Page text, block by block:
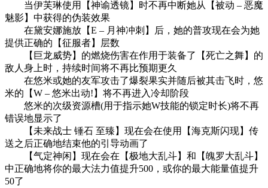
当伊芙琳使用【神谕透镜】时不再中断她从【被动 – 恶魔
魅影】中获得的伪装效果
在黛安娜施放【E – 月神冲刺】后，她的普攻现在会为她
提供正确的【征服者】层数
【巨龙威势】的燃烧伤害在作用于装备了【死亡之舞】的
敌人身上时，持续时间将不再比预期更久
在悠米或她的友军攻击了爆裂果实并随后被其击飞时，悠
米的【W – 悠米出动!】将不再进入冷却阶段
悠米的次级资源槽(用于指示她W技能的锁定时长)将不再
错误地显示了
【未来战士 锤石 至臻】现在会在使用【海克斯闪现】传
送之后正确地结束他的引导动画了
【气定神闲】现在会在【极地大乱斗】和【魄罗大乱斗】
中正确地将你的最大法力值提升500，或你的最大能量值提升
50了